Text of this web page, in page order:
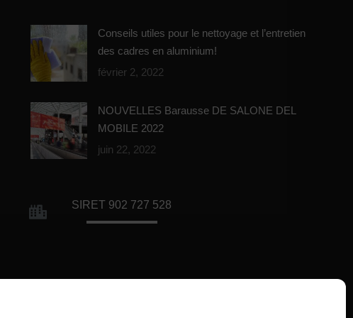
Conseils utiles pour le nettoyage et l’entretien
des cadres en aluminium!
février 2, 2022
NOUVELLES Barausse DE SALONE DEL
MOBILE 2022
juin 22, 2022
SIRET 902 727 528